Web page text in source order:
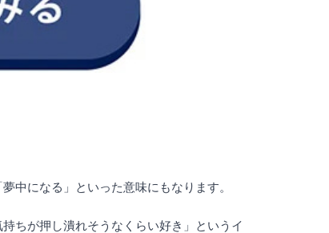
中になる」といった意味にもなります。
ちが押し潰れそうなくらい好き」というイ